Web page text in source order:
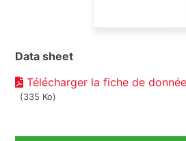
Data sheet
Télécharger la fiche de
(335 Ko)